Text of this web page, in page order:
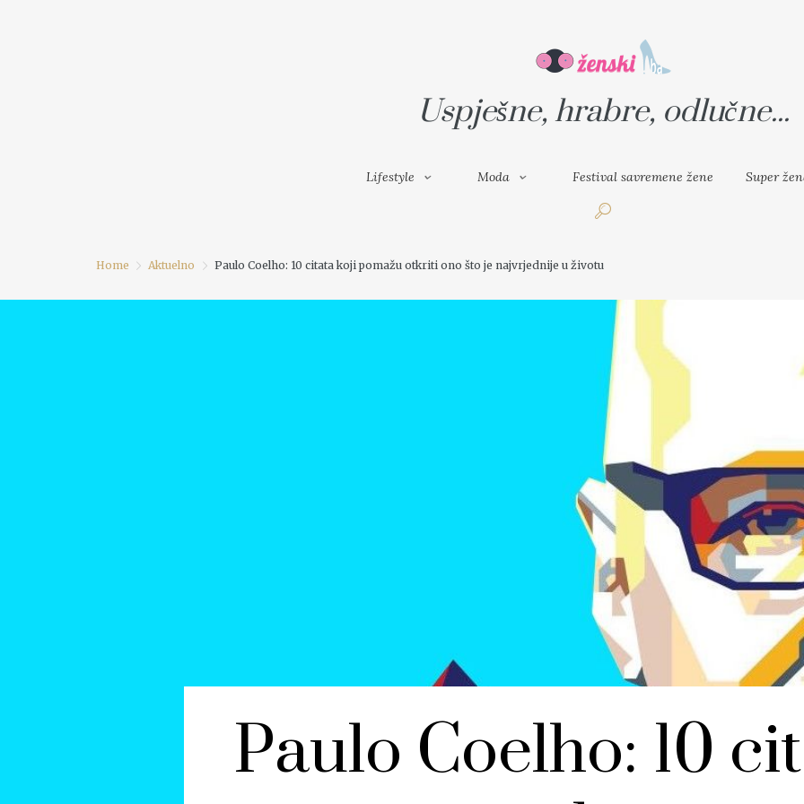
SUPER ŽENA
Uspješne, hrabre, odlučne...
Lifestyle Moda Festival savremene žene Super
Home Aktuelno Paulo Coelho: 10 citata koji pomažu otkriti ono što je najvrjednije u životu
Paulo Coelho: 10